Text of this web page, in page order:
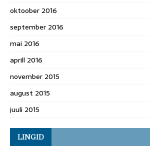
oktoober 2016
september 2016
mai 2016
aprill 2016
november 2015
august 2015
juuli 2015
LINGID